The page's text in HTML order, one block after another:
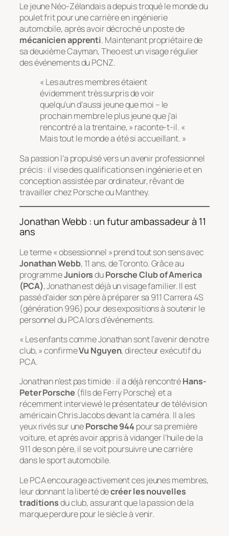
Le jeune Néo-Zélandais a depuis troqué le monde du
poulet frit pour une carrière en ingénierie
automobile, après avoir décroché un poste de
mécanicien apprenti. Maintenant propriétaire de
sa deuxième Cayman, Theo est un visage régulier
des événements du PCNZ.
« Les autres membres étaient
évidemment très surpris de voir
quelqu’un d’aussi jeune que moi – le
prochain membre le plus jeune que j’ai
rencontré a la trentaine, » raconte-t-il. «
Mais tout le monde a été si accueillant. »
Sa passion l’a propulsé vers un avenir professionnel
précis : il vise des qualifications en ingénierie et en
conception assistée par ordinateur, rêvant de
travailler chez Porsche ou Manthey.
Jonathan Webb : un futur ambassadeur à 11
ans
Le terme « obsessionnel » prend tout son sens avec
Jonathan Webb, 11 ans, de Toronto. Grâce au
programmeJuniorsduPorsche Club of America
(PCA), Jonathan est déjà un visage familier. Il est
passé d’aider son père à préparer sa 911 Carrera 4S
(génération 996) pour des expositions à soutenir le
personnel du PCA lors d’événements.
« Les enfants comme Jonathan sont l’avenir de notre
club, » confirmeVu Nguyen, directeur exécutif du
PCA.
Jonathan n’est pas timide : il a déjà rencontréHans-
Peter Porsche (fils de Ferry Porsche) et a
récemment interviewé le présentateur de télévision
américain Chris Jacobs devant la caméra. Il a les
yeux rivés sur unePorsche 944 pour sa première
voiture, et après avoir appris à vidanger l’huile de la
911 de son père, il se voit poursuivre une carrière
dans le sport automobile.
Le PCA encourage activement ces jeunes membres,
leur donnant la liberté decréer les nouvelles
traditionsdu club, assurant que la passion de la
marque perdure pour le siècle à venir.